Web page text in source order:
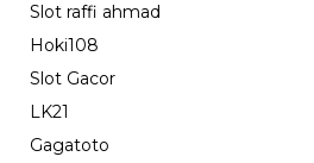
Slot raffi ahmad
Hoki108
Slot Gacor
LK21
Gagatoto